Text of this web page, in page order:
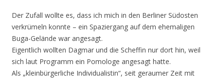
Der Zufall wollte es, dass ich mich in den Berliner Südosten
verkrümeln konnte – ein Spaziergang auf dem ehemaligen
Buga-Gelände war angesagt.
Eigentlich wollten Dagmar und die Scheffin nur dort hin, weil
sich laut Programm ein Pomologe angesagt hatte.
Als „kleinbürgerliche Individualistin“, seit geraumer Zeit mit